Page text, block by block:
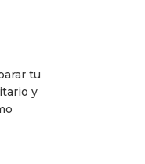
tu
y